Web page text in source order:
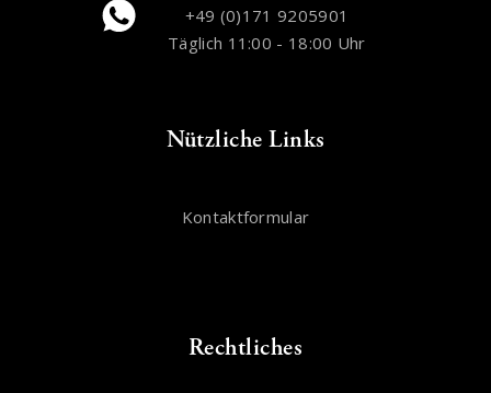
+49 (0)171 9205901
Täglich 11:00 - 18:00 Uhr
Nützliche Links
Kontaktformular
Rechtliches